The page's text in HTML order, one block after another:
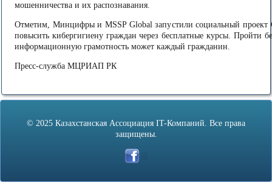
мошенничества и их распознавания.
Отметим, Минцифры и MSSP Global запустили социальный проект
повысить кибергигиену граждан через бесплатные курсы. Пройти
информационную грамотность может каждый гражданин.
Пресс-служба МЦРИАП РК
© 2025 Казахстанская Ассоциация IT-Компаний. Все права
защищены.